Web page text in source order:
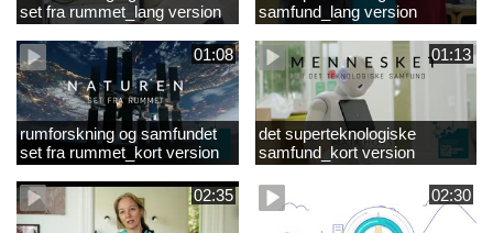
set fra rummet_lang version
samfund_lang version
01:08
rumforskning og samfundet
set fra rummet_kort version
01:13
det superteknologiske
samfund_kort version
02:35 02:30